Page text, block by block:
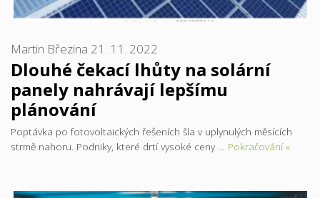
Dlouhé čekací lhůty na solární
panely nahrávají lepšímu
plánování
Martin Březina 21. 11. 2022
Poptávka po fotovoltaických řešeních šla v uplynulých měsících
strmě nahoru. Podniky, které drtí vysoké ceny … Pokračování »